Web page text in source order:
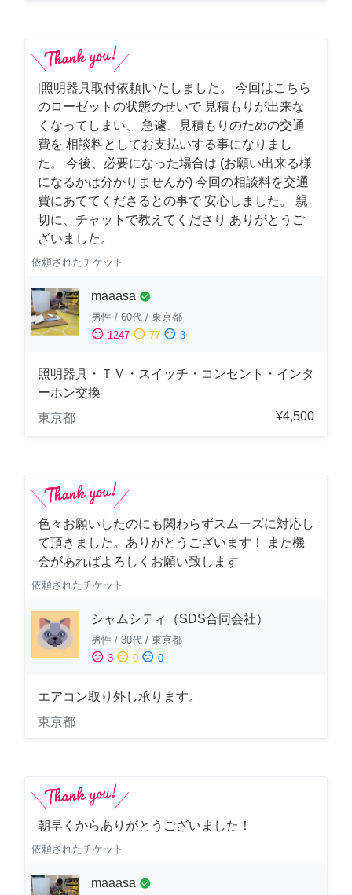
[照明器具取付依頼]いたしました。 今回はこちら
のローゼットの状態のせいで 見積もりが出来な
くなってしまい、 急遽、見積もりのための交通
費を 相談料としてお支払いする事になりまし
た。 今後、必要になった場合は (お願い出来る様
になるかは分かりませんが) 今回の相談料を交通
費にあててくださるとの事で 安心しました。 親
切に、チャットで教えてくださり ありがとうご
ざいました。
依頼されたチケット
maaasa check_circle
男性 / 60代 / 東京都
sentiment_satisfied 1247 sentiment_neutral 77 sentiment_dissatisfied 3
照明器具・ＴＶ・スイッチ・コンセント・インタ
ーホン交換
東京都
¥4,500
色々お願いしたのにも関わらずスムーズに対応し
て頂きました。ありがとうございます！ また機
会があればよろしくお願い致します
依頼されたチケット
シャムシティ（SDS合同会社）
男性 / 30代 / 東京都
sentiment_satisfied 3 sentiment_neutral 0 sentiment_dissatisfied 0
エアコン取り外し承ります。
東京都
朝早くからありがとうございました！
依頼されたチケット
maaasa check_circle